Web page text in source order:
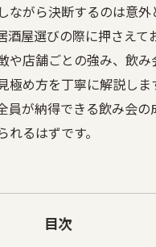
ながら決断するのは意外
酒屋選びの際に押さえて
や店舗ごとの強み、飲み
極め方を丁寧に解説しま
員が納得できる飲み会の
るはずです。
目次